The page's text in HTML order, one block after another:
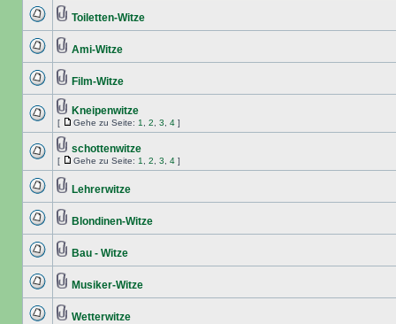
Toiletten-Witze
Ami-Witze
Film-Witze
Kneipenwitze
[ Gehe zu Seite: 1 2 3 4 ]
schottenwitze
[ Gehe zu Seite: 1 2 3 4 ]
Lehrerwitze
Blondinen-Witze
Bau - Witze
Musiker-Witze
Wetterwitze